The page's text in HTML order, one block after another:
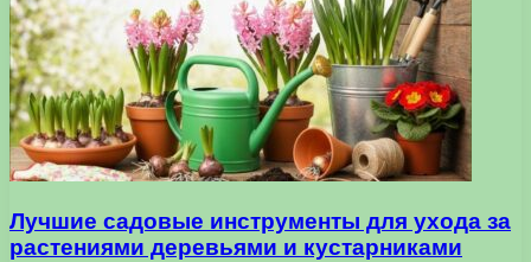
Лучшие садовые инструменты для ухода за
растениями деревьями и кустарниками